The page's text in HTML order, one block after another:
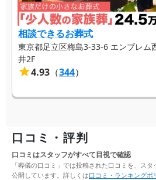
相談できるお葬式
東京都足立区梅島3-33-6 エンブレム
井2F
4.93 （344）
口コミ・評判
口コミはスタッフがすべて目視で確認
「葬儀の口コミ」では投稿された口コミを、ス
公開しています。詳しくは口コミ・ランキングポ